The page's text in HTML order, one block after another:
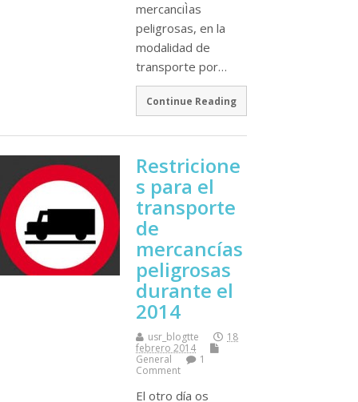
mercanciÌas
peligrosas, en la
modalidad de
transporte por…
Continue Reading
Restricione
s para el
transporte
de
mercancí­as
peligrosas
durante el
2014
usr_blogtte
18
febrero 2014
General
1
Comment
El otro dí­a os